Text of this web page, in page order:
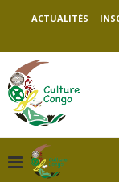
ACTUALITÉS